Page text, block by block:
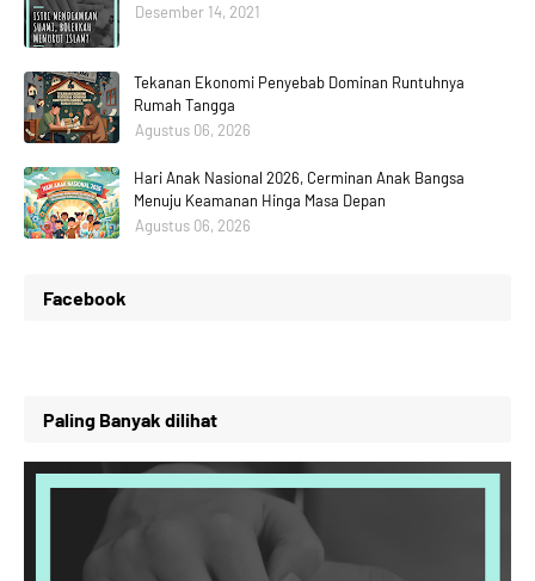
Desember 14, 2021
Tekanan Ekonomi Penyebab Dominan Runtuhnya
Rumah Tangga
Agustus 06, 2026
Hari Anak Nasional 2026, Cerminan Anak Bangsa
Menuju Keamanan Hinga Masa Depan
Agustus 06, 2026
Facebook
Paling Banyak dilihat